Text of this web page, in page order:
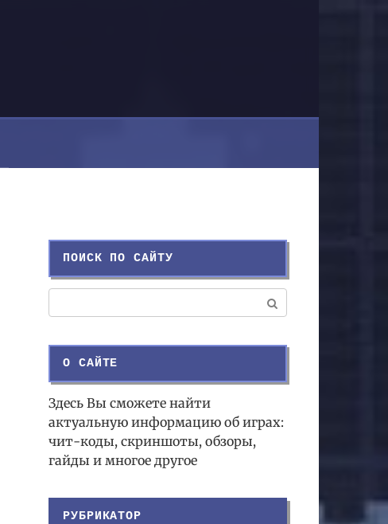
ПОИСК ПО САЙТУ
О САЙТЕ
Здесь Вы сможете найти
актуальную информацию об играх:
чит-коды, скриншоты, обзоры,
гайды и многое другое
РУБРИКАТОР